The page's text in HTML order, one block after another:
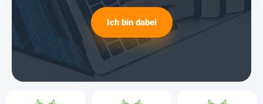
Ich bin dabei